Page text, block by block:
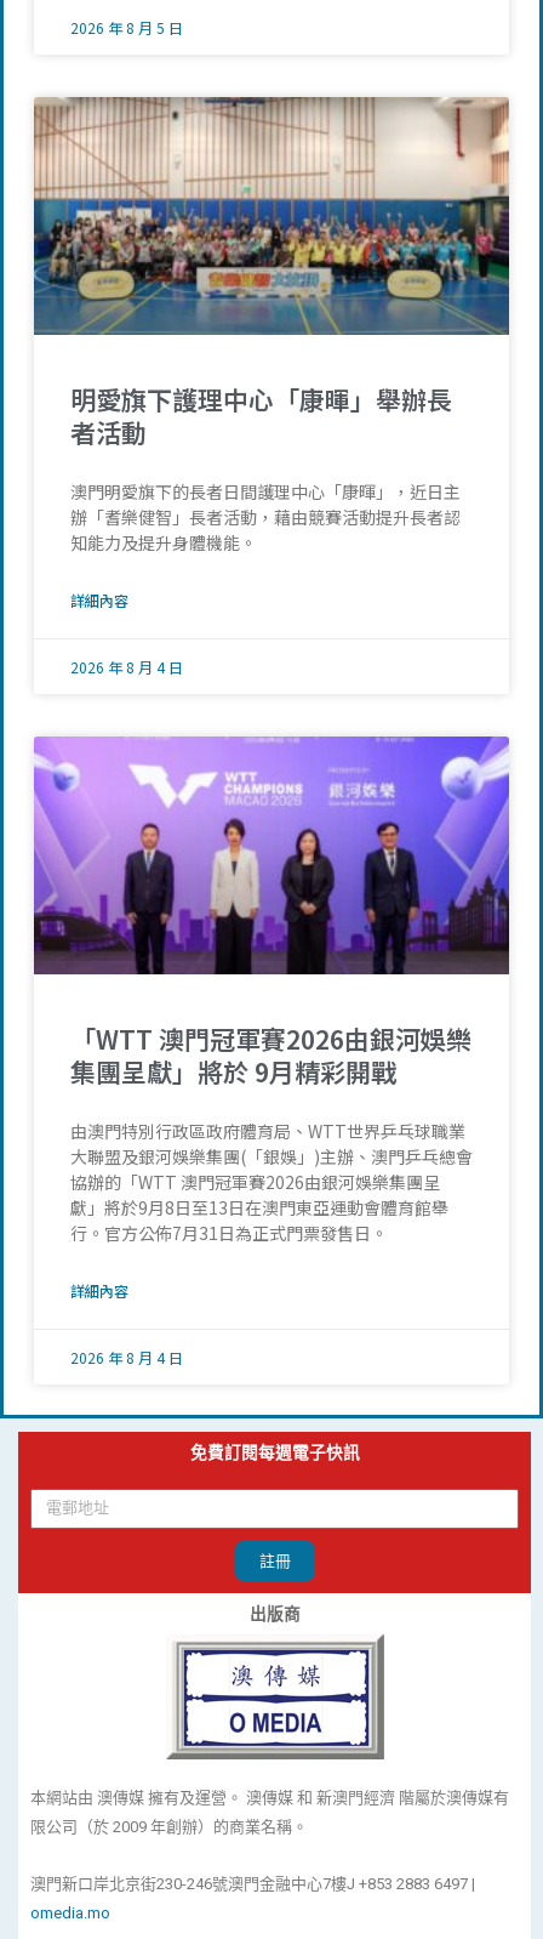
2026 年 8 月 5 日
明愛旗下護理中心「康暉」舉辦長
者活動
澳門明愛旗下的長者日間護理中心「康暉」，近日主
辦「耆樂健智」長者活動，藉由競賽活動提升長者認
知能力及提升身體機能。
詳細內容
2026 年 8 月 4 日
「WTT 澳門冠軍賽2026由銀河娛樂
集團呈獻」將於 9月精彩開戰
由澳門特別行政區政府體育局、WTT世界乒乓球職業
大聯盟及銀河娛樂集團(「銀娛」)主辦、澳門乒乓總會
協辦的「WTT 澳門冠軍賽2026由銀河娛樂集團呈
獻」將於9月8日至13日在澳門東亞運動會體育館舉
行。官方公佈7月31日為正式門票發售日。
詳細內容
2026 年 8 月 4 日
免費訂閱每週電子快訊
註冊
出版商
本網站由 澳傳媒 擁有及運營。 澳傳媒 和 新澳門經濟 階屬於澳傳媒有
限公司（於 2009 年創辦）的商業名稱。
澳門新口岸北京街230-246號澳門金融中心7樓J +853 2883 6497 |
omedia.mo